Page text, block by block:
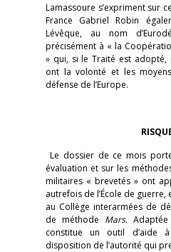
Lamassoure s’expriment sur
France Gabriel Robin
Lévêque, au nom
précisément à « la
» qui, si le Traité est adopté,
ont la volonté et les
défense de l’Europe.
Le dossier de ce mois
évaluation et sur les
militaires « brevetés » ont
autrefois de l’École de
au Collège interarmées de
de méthode Mars.
constitue un outil d’aide
disposition de l’autorité qui